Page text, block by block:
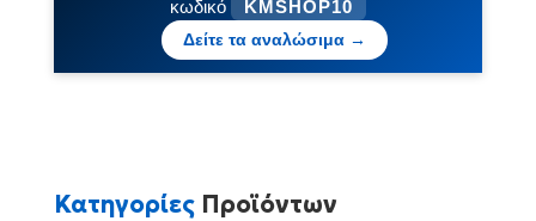
κωδικό
KMSHOP10
Δείτε τα αναλώσιμα →
Κατηγορίες Προϊόντων